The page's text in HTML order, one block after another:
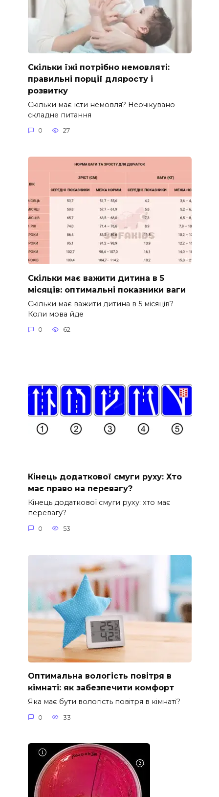
Скільки їжі потрібно немовляті:
правильні порції дляросту і
розвитку
Скільки має їсти немовля? Неочікувано
складне питання
0 27
Скільки має важити дитина в 5
місяців: оптимальні показники ваги
Скільки має важити дитина в 5 місяців?
Коли мова йде
0 62
Кінець додаткової смуги руху: Хто
має право на перевагу?
Кінець додаткової смуги руху: хто має
перевагу?
0 53
Оптимальна вологість повітря в
кімнаті: як забезпечити комфорт
Яка має бути вологість повітря в кімнаті?
0 33